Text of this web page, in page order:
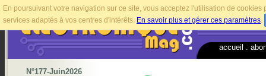
En poursuivant votre navigation sur ce site, vous acceptez l'utilisation de
services adaptés à vos centres d'intérêts. En savoir plus et gérer ces paramètres.
accueil
N°177-Juin2026